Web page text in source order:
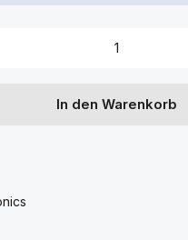
Gib den
In den Warenkorb